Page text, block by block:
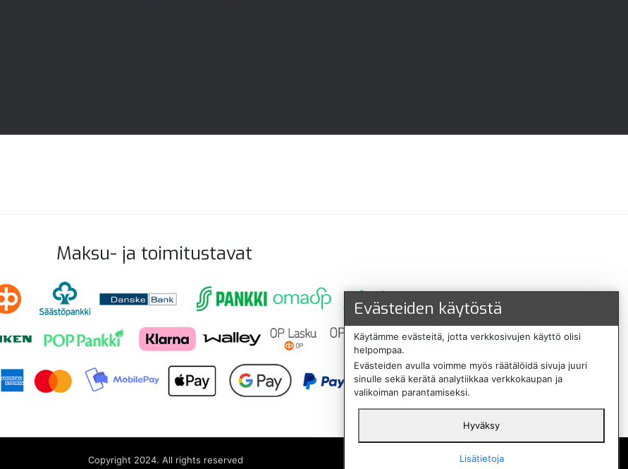
Maksu- ja toimitustavat
Copyright 2024. All rights reserved
Svenska
Evästeiden käytöstä
Käytämme evästeitä, jotta verkkosivujen käyttö olisi
helpompaa.
Evästeiden avulla voimme myös räätälöidä sivuja juuri
sinulle sekä kerätä analytiikkaa verkkokaupan ja
valikoiman parantamiseksi.
Hyväksy
Lisätietoja